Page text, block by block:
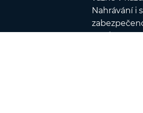
Nahrávání i